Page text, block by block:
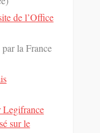
de l’Office
la France
Legifrance
sur le